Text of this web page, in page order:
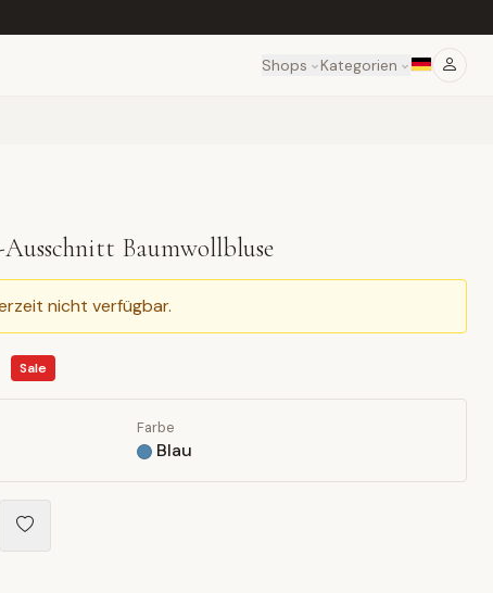
Shops Kategorien
Baumwollbluse
nicht verfügbar.
Sale
Farbe
Blau